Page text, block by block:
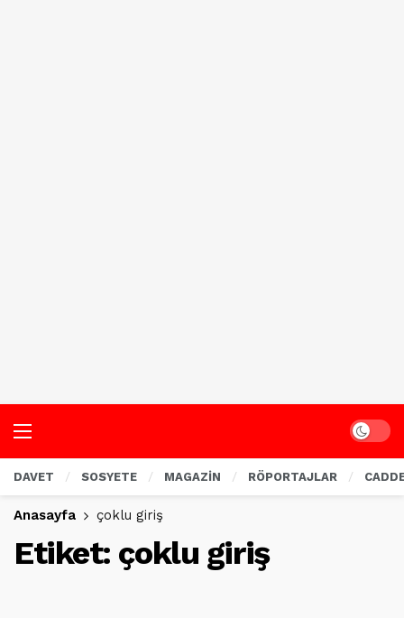
Dark
DAVET SOSYETE MAGAZİN RÖPORTAJLAR
Anasayfa çoklu giriş
Etiket: çoklu giriş